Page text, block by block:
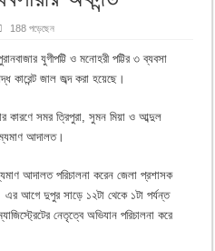
188 পড়েছেন
যুগীপট্টি ও মনোহরী পট্টির ৩ ব্যবসা
কারেন্ট জাল জব্দ করা হয়েছে।
কারণে সমর ত্রিপুরা, সুমন মিয়া ও আব্দুল
আদালত।
আদালত পরিচালনা করেন জেলা প্রশাসক
এর আগে দুপুর সাড়ে ১২টা থেকে ১টা পর্যন্ত
নেতৃত্বে অভিযান পরিচালনা করে